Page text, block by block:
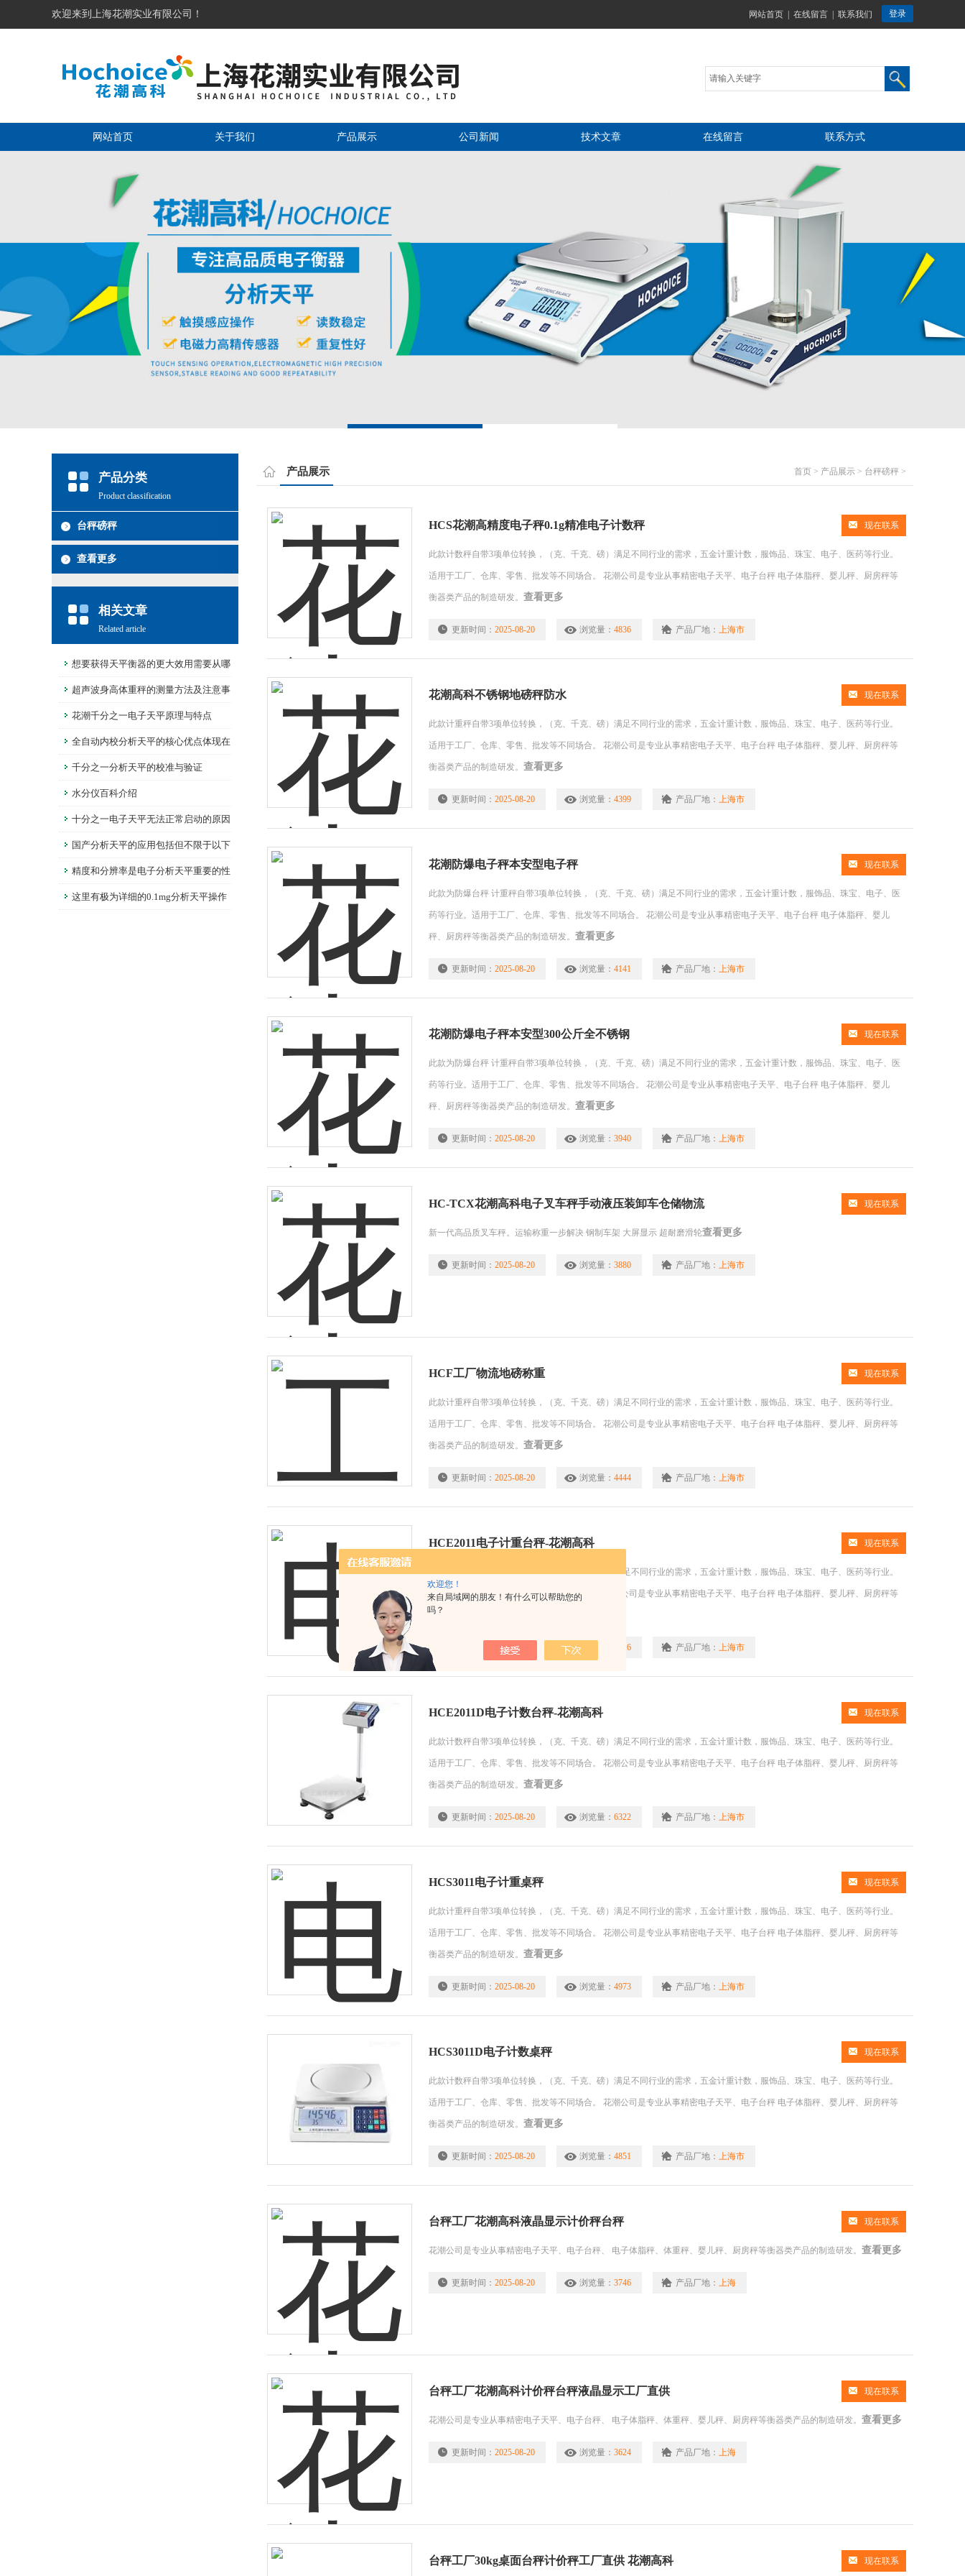
欢迎您！
来自局域网的朋友！有什么可以帮助您的
吗？
欢迎来到上海花潮实业有限公司！ 网站首页 在线留言 联系我们
网站首页 关于我们 产品展示 公司新闻 技术文章 在线留言 联系方式
产品分类
Product classification
台秤磅秤
查看更多
相关文章
Related article
想要获得天平衡器的更大效用需要从哪
几个方面考量
超声波身高体重秤的测量方法及注意事
项 花潮千分之一电子天平原理与特点
全自动内校分析天平的核心优点体现在
这些方面！
千分之一分析天平的校准与验证
水分仪百科介绍
十分之一电子天平无法正常启动的原因
有哪些？
国产分析天平的应用包括但不限于以下
几个方面
精度和分辨率是电子分析天平重要的性
能指标
这里有极为详细的0.1mg分析天平操作
产品展示 首页 > 产品展示 > 台秤磅秤 >
现在联系
HCS花潮高精度电子秤0.1g精准电子计数秤
此款计数秤自带3项单位转换，（克、千克、磅）满足不同行业的需求，五金计重计数，服饰品、珠宝、电子、医药等行业。
适用于工厂、仓库、零售、批发等不同场合。 花潮公司是专业从事精密电子天平、电子台秤 电子体脂秤、婴儿秤、厨房秤等
衡器类产品的制造研发。 查看更多
更新时间： 2025-08-20 浏览量： 4836 产品厂地： 上海市
现在联系
花潮高科不锈钢地磅秤防水
此款计重秤自带3项单位转换，（克、千克、磅）满足不同行业的需求，五金计重计数，服饰品、珠宝、电子、医药等行业。
适用于工厂、仓库、零售、批发等不同场合。 花潮公司是专业从事精密电子天平、电子台秤 电子体脂秤、婴儿秤、厨房秤等
衡器类产品的制造研发。 查看更多
更新时间： 2025-08-20 浏览量： 4399 产品厂地： 上海市
现在联系
花潮防爆电子秤本安型电子秤
此款为防爆台秤 计重秤自带3项单位转换，（克、千克、磅）满足不同行业的需求，五金计重计数，服饰品、珠宝、电子、医
药等行业。适用于工厂、仓库、零售、批发等不同场合。 花潮公司是专业从事精密电子天平、电子台秤 电子体脂秤、婴儿
秤、厨房秤等衡器类产品的制造研发。 查看更多
更新时间： 2025-08-20 浏览量： 4141 产品厂地： 上海市
现在联系
花潮防爆电子秤本安型300公斤全不锈钢
此款为防爆台秤 计重秤自带3项单位转换，（克、千克、磅）满足不同行业的需求，五金计重计数，服饰品、珠宝、电子、医
药等行业。适用于工厂、仓库、零售、批发等不同场合。 花潮公司是专业从事精密电子天平、电子台秤 电子体脂秤、婴儿
秤、厨房秤等衡器类产品的制造研发。 查看更多
更新时间： 2025-08-20 浏览量： 3940 产品厂地： 上海市
现在联系
HC-TCX花潮高科电子叉车秤手动液压装卸车仓储物流
新一代高品质叉车秤。运输称重一步解决 钢制车架 大屏显示 超耐磨滑轮查看更多
更新时间： 2025-08-20 浏览量： 3880 产品厂地： 上海市
现在联系
HCF工厂物流地磅称重
此款计重秤自带3项单位转换，（克、千克、磅）满足不同行业的需求，五金计重计数，服饰品、珠宝、电子、医药等行业。
适用于工厂、仓库、零售、批发等不同场合。 花潮公司是专业从事精密电子天平、电子台秤 电子体脂秤、婴儿秤、厨房秤等
衡器类产品的制造研发。 查看更多
更新时间： 2025-08-20 浏览量： 4444 产品厂地： 上海市
现在联系
HCE2011电子计重台秤-花潮高科
此款计重秤自带3项单位转换，（克、千克、磅）满足不同行业的需求，五金计重计数，服饰品、珠宝、电子、医药等行业。
适用于工厂、仓库、零售、批发等不同场合。 花潮公司是专业从事精密电子天平、电子台秤 电子体脂秤、婴儿秤、厨房秤等
衡器类产品的制造研发。
2025-08-20 浏览量： 5216 产品厂地： 上海市
现在联系
HCE2011D电子计数台秤-花潮高科
此款计数秤自带3项单位转换，（克、千克、磅）满足不同行业的需求，五金计重计数，服饰品、珠宝、电子、医药等行业。
适用于工厂、仓库、零售、批发等不同场合。 花潮公司是专业从事精密电子天平、电子台秤 电子体脂秤、婴儿秤、厨房秤等
衡器类产品的制造研发。 查看更多
更新时间： 2025-08-20 浏览量： 6322 产品厂地： 上海市
现在联系
HCS3011电子计重桌秤
此款计重秤自带3项单位转换，（克、千克、磅）满足不同行业的需求，五金计重计数，服饰品、珠宝、电子、医药等行业。
适用于工厂、仓库、零售、批发等不同场合。 花潮公司是专业从事精密电子天平、电子台秤 电子体脂秤、婴儿秤、厨房秤等
衡器类产品的制造研发。 查看更多
更新时间： 2025-08-20 浏览量： 4973 产品厂地： 上海市
现在联系
HCS3011D电子计数桌秤
此款计数秤自带3项单位转换，（克、千克、磅）满足不同行业的需求，五金计重计数，服饰品、珠宝、电子、医药等行业。
适用于工厂、仓库、零售、批发等不同场合。 花潮公司是专业从事精密电子天平、电子台秤 电子体脂秤、婴儿秤、厨房秤等
衡器类产品的制造研发。 查看更多
更新时间： 2025-08-20 浏览量： 4851 产品厂地： 上海市
现在联系
台秤工厂花潮高科液晶显示计价秤台秤
花潮公司是专业从事精密电子天平、电子台秤、 电子体脂秤、体重秤、婴儿秤、厨房秤等衡器类产品的制造研发。 查看更多
更新时间： 2025-08-20 浏览量： 3746 产品厂地： 上海
现在联系
台秤工厂花潮高科计价秤台秤液晶显示工厂直供
花潮公司是专业从事精密电子天平、电子台秤、 电子体脂秤、体重秤、婴儿秤、厨房秤等衡器类产品的制造研发。 查看更多
更新时间： 2025-08-20 浏览量： 3624 产品厂地： 上海
现在联系
台秤工厂30kg桌面台秤计价秤工厂直供 花潮高科